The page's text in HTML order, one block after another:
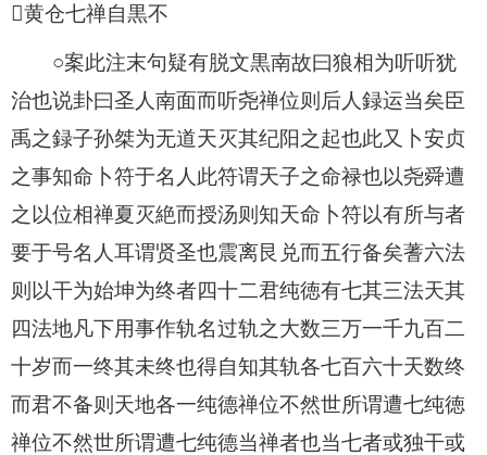
黄仓七禅自黒不
○案此注末句疑有脱文黒南故曰狼相为听听犹
治也说卦曰圣人南面而听尧禅位则后人録运当矣臣
禹之録子孙桀为无道天灭其纪阳之起也此又卜安贞
之事知命卜符于名人此符谓天子之命禄也以尧舜遭
之以位相禅夏灭絶而授汤则知天命卜符以有所与者
要于号名人耳谓贤圣也震离艮兑而五行备矣蓍六法
则以干为始坤为终者四十二君纯徳有七其三法天其
四法地凡下用事作轨名过轨之大数三万一千九百二
十岁而一终其未终也得自知其轨各七百六十天数终
而君不备则天地各一纯德禅位不然世所谓遭七纯徳
禅位不然世所谓遭七纯德当禅者也当七者或独干或